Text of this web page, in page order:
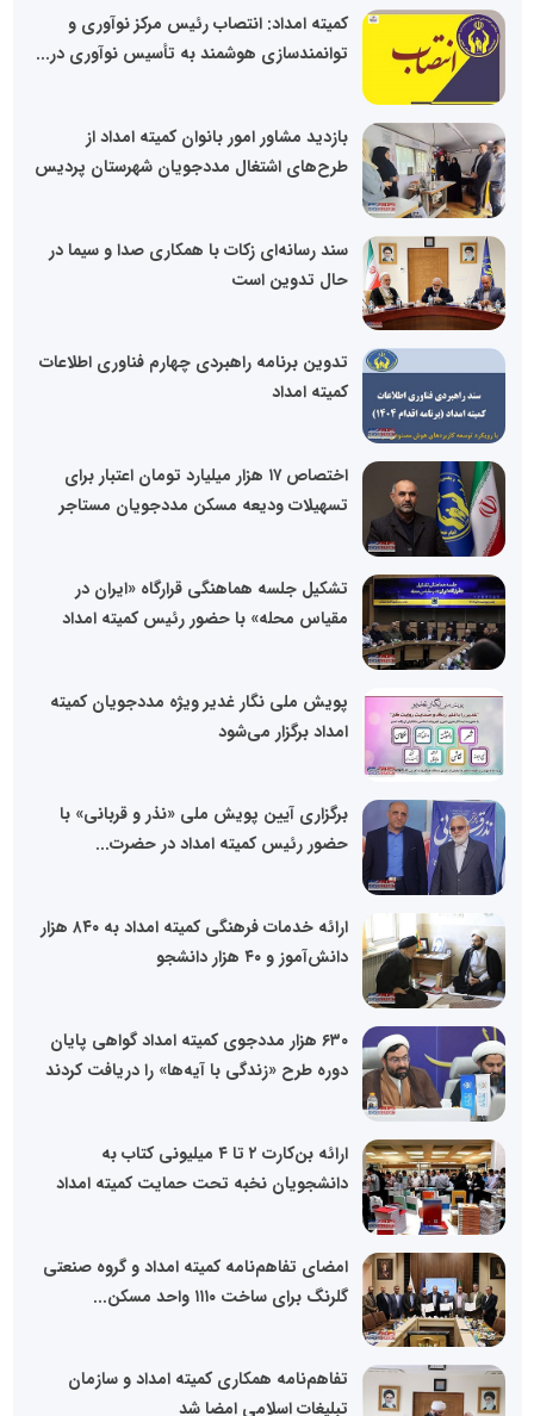
کمیته امداد: انتصاب رئیس مرکز نوآوری و
توانمندسازی هوشمند به تأسیس نوآوری در...
بازدید مشاور امور بانوان کمیته امداد از
طرح‌های اشتغال مددجویان شهرستان پردیس
سند رسانه‌ای زکات با همکاری صدا و سیما در
حال تدوین است
تدوین برنامه راهبردی چهارم فناوری اطلاعات
کمیته امداد
اختصاص ۱۷ هزار میلیارد تومان اعتبار برای
تسهیلات ودیعه مسکن مددجویان مستاجر
تشکیل جلسه هماهنگی قرارگاه «ایران در
مقیاس محله» با حضور رئیس کمیته امداد
پویش ملی نگار غدیر ویژه مددجویان کمیته
امداد برگزار می‌شود
برگزاری آیین پویش ملی «نذر و قربانی» با
حضور رئیس کمیته امداد در حضرت...
ارائه خدمات فرهنگی کمیته امداد به ۸۴۰ هزار
دانش‌آموز و ۴۰ هزار دانشجو
۶۳۰ هزار مددجوی کمیته امداد گواهی پایان
دوره طرح «زندگی با آیه‌ها» را دریافت کردند
ارائه بن‌کارت ۲ تا ۴ میلیونی کتاب به
دانشجویان نخبه تحت حمایت کمیته امداد
امضای تفاهم‌نامه کمیته امداد و گروه صنعتی
گلرنگ برای ساخت ۱۱۱۰ واحد مسکن...
تفاهم‌نامه همکاری کمیته امداد و سازمان
تبلیغات اسلامی امضا شد